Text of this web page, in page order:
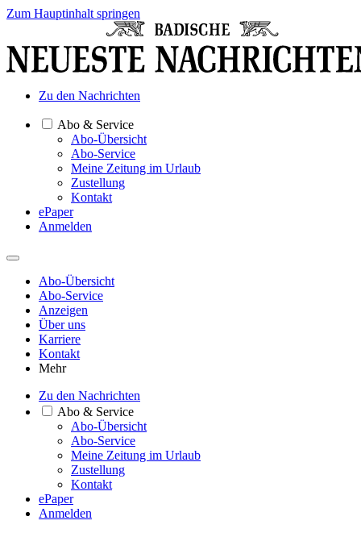
Zum Hauptinhalt springen
Zu den Nachrichten
Abo & Service
Abo-Übersicht
Abo-Service
Meine Zeitung im Urlaub
Zustellung
Kontakt
ePaper
Anmelden
Abo-Übersicht
Abo-Service
Anzeigen
Über uns
Karriere
Kontakt
Mehr
Zu den Nachrichten
Abo & Service
Abo-Übersicht
Abo-Service
Meine Zeitung im Urlaub
Zustellung
Kontakt
ePaper
Anmelden